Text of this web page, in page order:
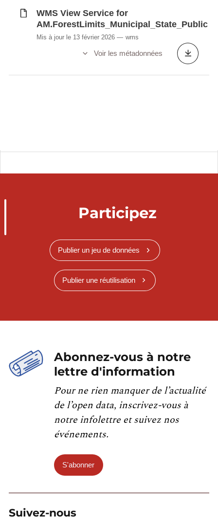
WMS View Service for
AM.ForestLimits_Municipal_State_Public
Mis à jour le 13 février 2026 wms
Voir les métadonnées
Participez
Publier un jeu de données
Publier une réutilisation
Abonnez-vous à notre
lettre d'information
Pour ne rien manquer de l’actualité
de l’open data, inscrivez-vous à
notre infolettre et suivez nos
événements.
S'abonner
Suivez-nous